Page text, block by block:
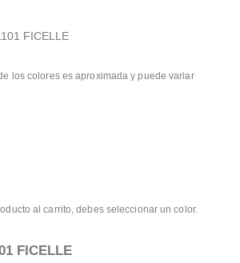
FICELLE
los colores es aproximada y puede variar
al carrito, debes seleccionar un color.
FICELLE